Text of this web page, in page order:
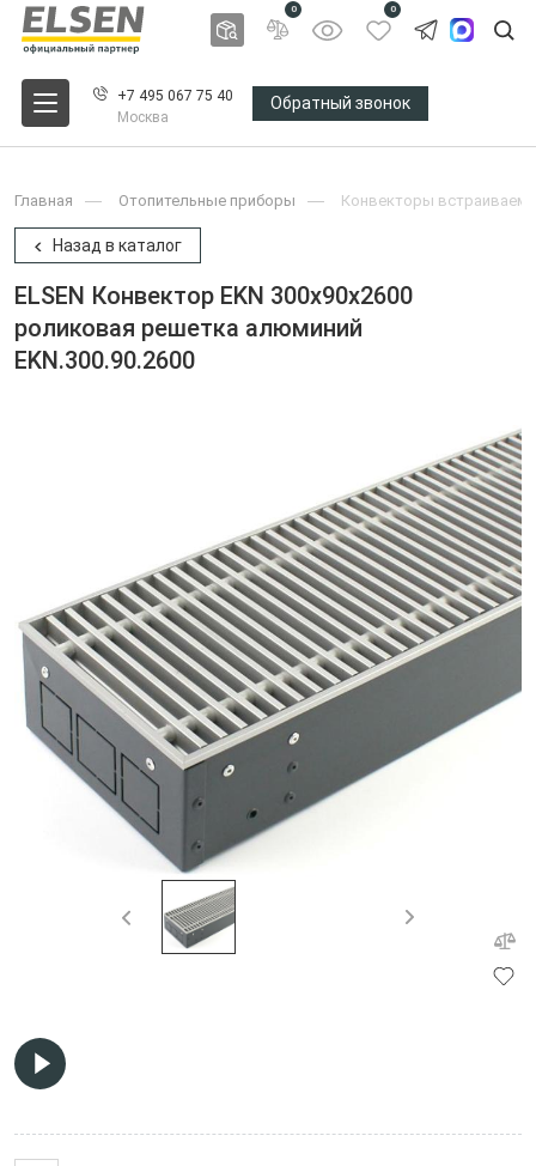
0 0
+7 495 067 75 40
Москва
Обратный звонок
Главная Отопительные приборы Конвекторы
Назад в каталог
ELSEN Конвектор EKN 300x90x2600
роликовая решетка алюминий
EKN.300.90.2600